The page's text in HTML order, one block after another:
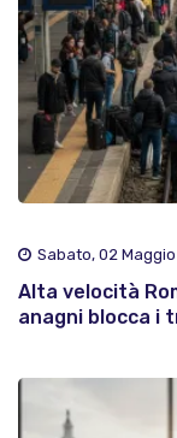
Sabato, 02
Alta velocità
anagni blocca i